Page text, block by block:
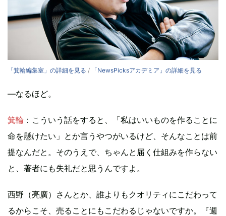
「箕輪編集室」の詳細を見る / 「NewsPicksアカデミア」の詳細を見る
—なるほど。
箕輪 ：こういう話をすると、「私はいいものを作ることに
命を懸けたい」とか言うやつがいるけど、そんなことは前
提なんだと。そのうえで、ちゃんと届く仕組みを作らない
と、著者にも失礼だと思うんですよ。
西野（亮廣）さんとか、誰よりもクオリティにこだわって
るからこそ、売ることにもこだわるじゃないですか。『週